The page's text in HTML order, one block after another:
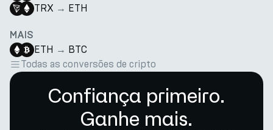
TRX → ETH
MAIS
ETH → BTC
Todas as conversões de cripto
Confiança primeiro.
Ganhe mais.